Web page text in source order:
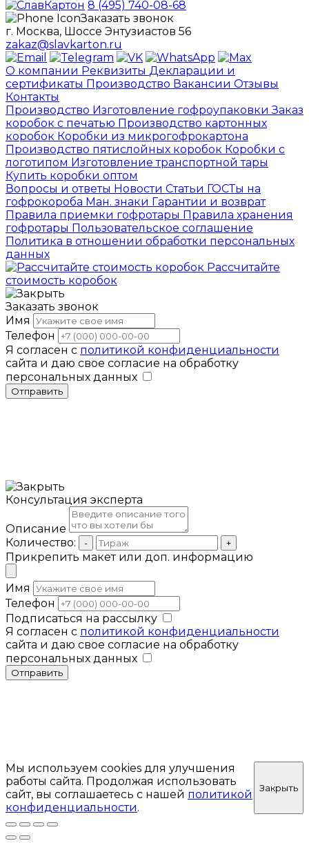
8 (495) 740-08-68
Заказать звонок
г. Москва, Шоссе Энтузиастов 56
zakaz@slavkarton.ru
О компании Реквизиты Декларации и
сертификаты Производство Вакансии Отзывы
Контакты
Производство Изготовление гофроупаковкиЗаказ
коробок с печатью Производство картонных
коробок Коробки из микрогофрокартона
Производство пятислойных коробок Коробки с
логотипом Изготовление транспортной тары
Купить коробки оптом
Вопросы и ответы Новости Статьи ГОСТы на
гофрокороба Ман. знаки Гарантии и возврат
Правила приемки гофротары Правила хранения
гофротары Пользовательское соглашение
Политика в отношении обработки персональных
данных
Рассчитайте
стоимость коробок
Заказать звонок
Имя
Телефон
Я согласен с политикой конфиденциальности
сайта и даю свое согласие на обработку
персональных данных
Отправить
Консультация эксперта
Описание
Количество:
- +
Прикрепить макет или доп. информацию
Имя
Телефон
Подписаться на рассылку
Я согласен с политикой конфиденциальности
сайта и даю свое согласие на обработку
персональных данных
Отправить
Мы используем cookies для улучшения
работы сайта. Продолжая использовать
сайт, вы соглашаетесь с нашей политикой
конфиденциальности.
Закрыть